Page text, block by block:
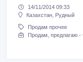
14/11/2014 09:33
Казахстан, Рудный
Продам прочее
Продам, предлагаю -